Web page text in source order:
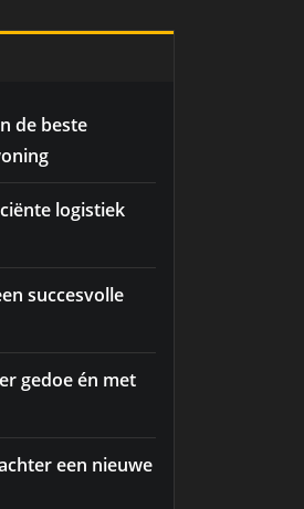
de beste
logistiek
succesvolle
gedoe én met
een nieuwe